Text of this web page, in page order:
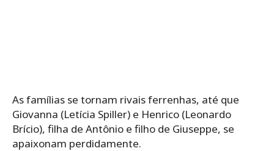
As famílias se tornam rivais ferrenhas, até que
Giovanna (Letícia Spiller) e Henrico (Leonardo
Brício), filha de Antônio e filho de Giuseppe, se
apaixonam perdidamente.